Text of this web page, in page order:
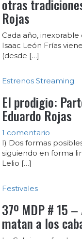
otras
Rojas
Cada año,
Isaac León Frías
(desde […]
Estrenos Streaming
El prodigio:
Eduardo Rojas
1 comentario
I) Dos formas
siguiendo en forma
Lelio […]
Festivales
37º MDP # 15
matan a los